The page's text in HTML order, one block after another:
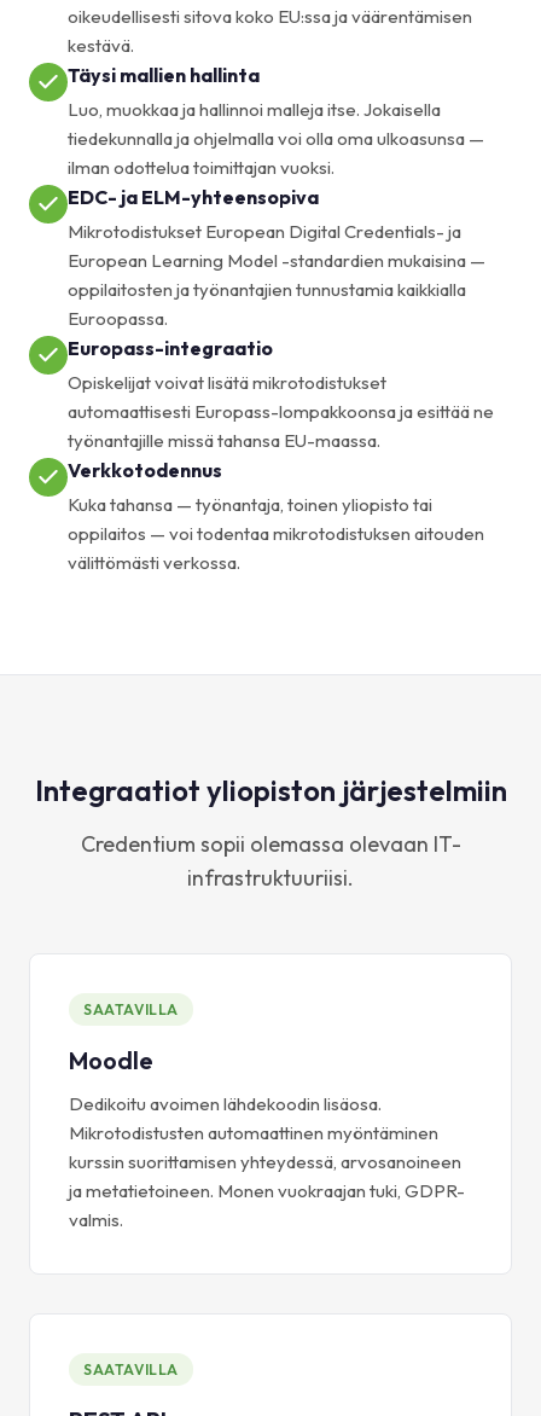
oikeudellisesti sitova koko EU:ssa ja väärentämisen
kestävä.
Täysi mallien hallinta
Luo, muokkaa ja hallinnoi malleja itse. Jokaisella
tiedekunnalla ja ohjelmalla voi olla oma ulkoasunsa —
ilman odottelua toimittajan vuoksi.
EDC- ja ELM-yhteensopiva
Mikrotodistukset European Digital Credentials- ja
European Learning Model -standardien mukaisina —
oppilaitosten ja työnantajien tunnustamia kaikkialla
Euroopassa.
Europass-integraatio
Opiskelijat voivat lisätä mikrotodistukset
automaattisesti Europass-lompakkoonsa ja esittää ne
työnantajille missä tahansa EU-maassa.
Verkkotodennus
Kuka tahansa — työnantaja, toinen yliopisto tai
oppilaitos — voi todentaa mikrotodistuksen aitouden
välittömästi verkossa.
Integraatiot yliopiston järjestelmiin
Credentium sopii olemassa olevaan IT-
infrastruktuuriisi.
SAATAVILLA
Moodle
Dedikoitu avoimen lähdekoodin lisäosa.
Mikrotodistusten automaattinen myöntäminen
kurssin suorittamisen yhteydessä, arvosanoineen
ja metatietoineen. Monen vuokraajan tuki, GDPR-
valmis.
SAATAVILLA